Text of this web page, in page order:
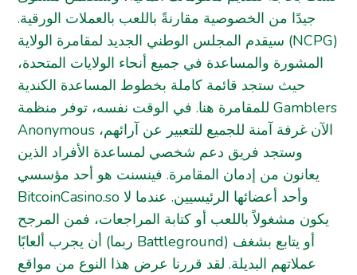
جيدًا من الخصوصية مقارنةً باللعب بالعملات الورقية.
سيقدم المجلس الوطني الجديد لمقامرة الولاية (NCPG)
المشورة والمساعدة في جميع أنحاء الولايات المتحدة،
حيث ستجد قائمة كاملة بخطوط المساعدة الكندية
للمقامرة هنا. في الوقت نفسه، توفر منظمة Gamblers
Anonymous الآن غرفة آمنة للجميع للتعبير عن آرائهم،
وستجد فريق دعم شخصي لمساعدة الأفراد الذين
يعانون من إدمان المقامرة. فينسنت هو أحد مؤسسي
BitcoinCasino.so وأحد أعضائها الرئيسيين. عندما لا
يكون مشغولاً باللعب أو كتابة المراجعات، فمن المرجح
أن يجرب ألعابًا (ربما Battleground) أو يتابع بشغف
عملاتهم البديلة. لقد قررنا عرض هذا النوع من مواقع